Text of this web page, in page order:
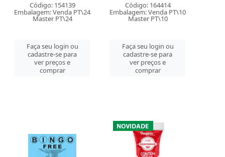
Código: 154139
Embalagem: Venda PT\24
Master PT\24
Faça seu login ou
cadastre-se para
ver preços e
comprar
Código: 164414
Embalagem: Venda PT\10
Master PT\10
Faça seu login ou
cadastre-se para
ver preços e
comprar